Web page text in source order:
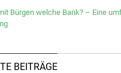
Bürgen welche Bank? – Eine
BEITRÄGE